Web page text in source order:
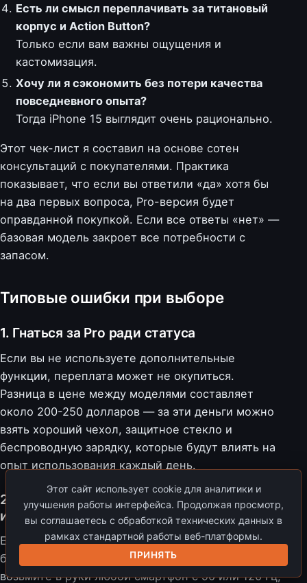
Есть ли смысл переплачивать за титановый
корпус и Action Button?
Только если вам важны ощущения и
кастомизация.
Хочу ли я сэкономить без потери качества
повседневного опыта?
Тогда iPhone 15 выглядит очень рационально.
Этот чек-лист я составил на основе сотен
консультаций с покупателями. Практика
показывает, что если вы ответили «да» хотя бы
на два первых вопроса, Pro-версия будет
оправданной покупкой. Если все ответы «нет» —
базовая модель закроет все потребности с
запасом.
Типовые ошибки при выборе
1. Гнаться за Pro ради статуса
Если вы не используете дополнительные
функции, переплата может не окупиться.
Разница в цене между моделями составляет
около 200-250 долларов — за эти деньги можно
взять хороший чехол, защитное стекло и
беспроводную зарядку, которые будут влиять на
опыт использования каждый день.
2. Брать базовую модель, а потом жалеть
из-за экрана
Если вы чувствительны к плавности, 60 Гц
быстро начнут раздражать. Проверьте себя:
возьмите в руки любой смартфон с 90 или 120 Гц,
Этот сайт использует cookie для аналитики и
улучшения работы интерфейса. Продолжая просмотр,
вы соглашаетесь с обработкой технических данных в
рамках стандартной работы веб-платформы.
ПРИНЯТЬ